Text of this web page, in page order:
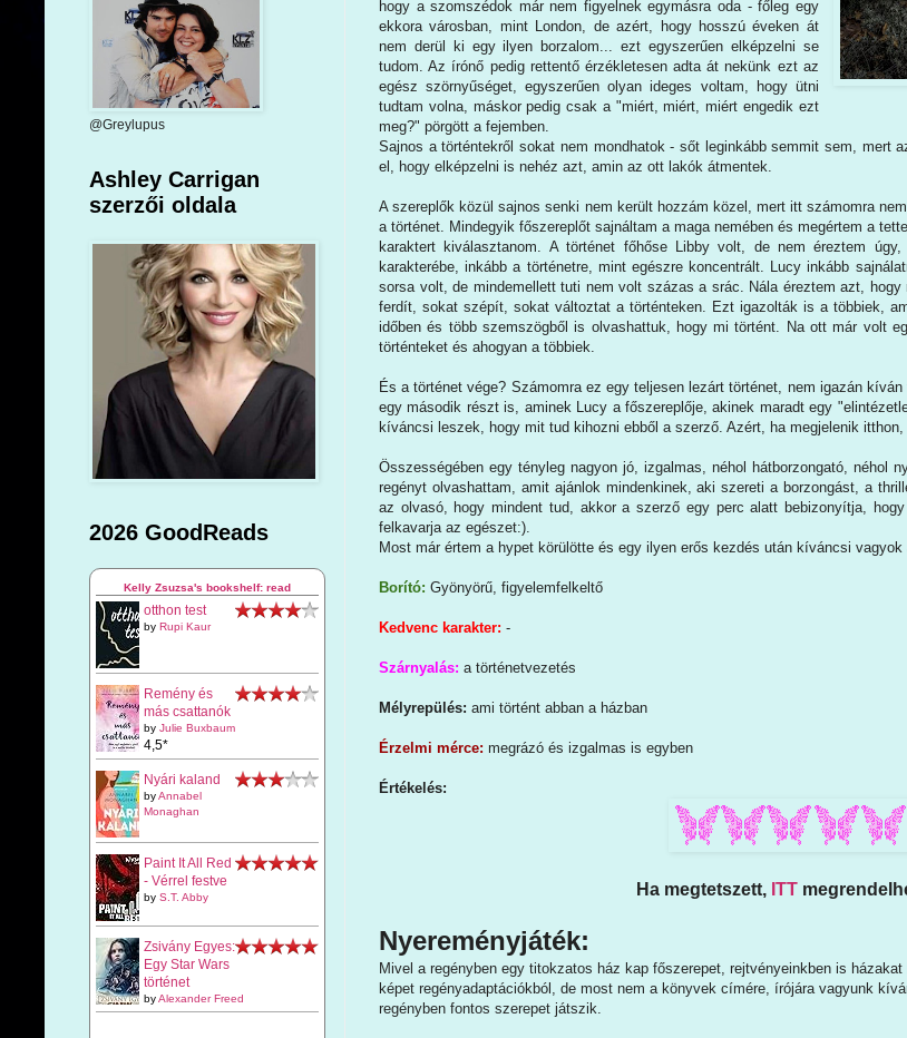
hogy a szomszédok már nem figyelnek egymásra oda - főleg egy
ekkora városban, mint London, de azért, hogy hosszú éveken át
nem derül ki egy ilyen borzalom... ezt egyszerűen elképzelni se
tudom. Az írónő pedig rettentő érzékletesen adta át nekünk ezt az
egész szörnyűséget, egyszerűen olyan ideges voltam, hogy ütni
tudtam volna, máskor pedig csak a "miért, miért, miért engedik ezt
meg?" pörgött a fejemben.
Sajnos a történtekről sokat nem mondhatok - sőt leginkább semmit sem, mert
el, hogy elképzelni is nehéz azt, amin az ott lakók átmentek.
A szereplők közül sajnos senki nem került hozzám közel, mert itt számomra
a történet. Mindegyik főszereplőt sajnáltam a maga nemében és megértem a
karaktert kiválasztanom. A történet főhőse Libby volt, de nem éreztem
karakterébe, inkább a történetre, mint egészre koncentrált. Lucy inkább
sorsa volt, de mindemellett tuti nem volt százas a srác. Nála éreztem azt,
ferdít, sokat szépít, sokat változtat a történteken. Ezt igazolták is a többiek,
időben és több szemszögből is olvashattuk, hogy mi történt. Na ott már volt
történteket és ahogyan a többiek.
És a történet vége? Számomra ez egy teljesen lezárt történet, nem igazán
egy második részt is, aminek Lucy a főszereplője, akinek maradt egy
kíváncsi leszek, hogy mit tud kihozni ebből a szerző. Azért, ha megjelenik
Összességében egy tényleg nagyon jó, izgalmas, néhol hátborzongató, néhol
regényt olvashattam, amit ajánlok mindenkinek, aki szereti a borzongást, a
az olvasó, hogy mindent tud, akkor a szerző egy perc alatt bebizonyítja,
felkavarja az egészet:).
Most már értem a hypet körülötte és egy ilyen erős kezdés után kíváncsi
Borító: Gyönyörű, figyelemfelkeltő
Kedvenc karakter: -
Szárnyalás: a történetvezetés
Mélyrepülés: ami történt abban a házban
Érzelmi mérce: megrázó és izgalmas is egyben
Értékelés:
Ha megtetszett, ITT
Nyereményjáték:
Mivel a regényben egy titokzatos ház kap főszerepet, rejtvényeinkben is
képet regényadaptációkból, de most nem a könyvek címére, írójára vagyunk
regényben fontos szerepet játszik.
@Greylupus
Ashley Carrigan
szerzői oldala
2026 GoodReads
Kelly Zsuzsa's bookshelf: read
otthon test
by Rupi Kaur
Remény és
más csattanók
by Julie Buxbaum
4,5*
Nyári kaland
byAnnabel
Monaghan
Paint It All Red
- Vérrel festve
by S.T. Abby
Zsivány Egyes:
Egy Star Wars
történet
byAlexander Freed